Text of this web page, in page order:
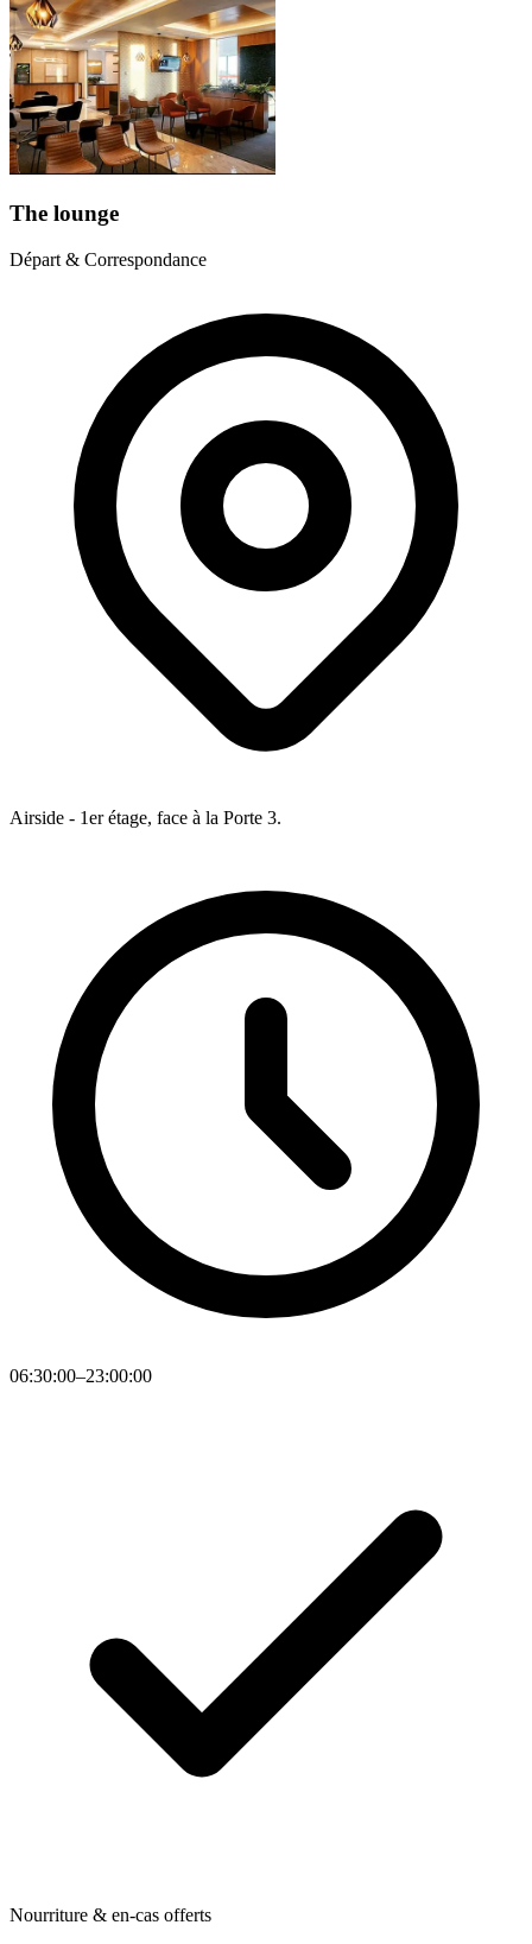
The lounge
Départ & Correspondance
Airside - 1er étage, face à la Porte 3.
06:30:00–23:00:00
Nourriture & en-cas offerts